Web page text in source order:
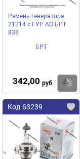
Ремень генератора
21214 с ГУР АО БРТ
838
БРТ
342,00 руб
Код 63239